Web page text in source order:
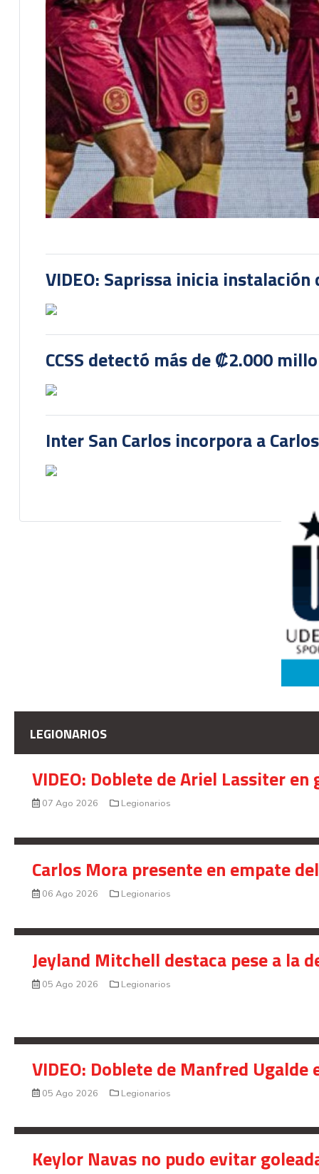
VIDEO: Saprissa inicia
CCSS detectó más de ₡2.000
Inter San Carlos incorpora a
LEGIONARIOS
VIDEO: Doblete de Ariel Lassiter
07 Ago 2026 Legionarios
Carlos Mora presente en empate
06 Ago 2026 Legionarios
Jeyland Mitchell destaca pese a la
05 Ago 2026 Legionarios
VIDEO: Doblete de Manfred
05 Ago 2026 Legionarios
Keylor Navas no pudo evitar